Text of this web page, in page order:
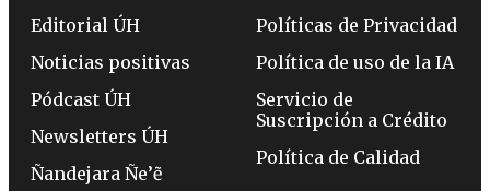
Editorial ÚH
Noticias positivas
Pódcast ÚH
Newsletters ÚH
Ñandejara Ñe’ẽ
Políticas de Privacidad
Política de uso de la IA
Servicio de
Suscripción a Crédito
Política de Calidad